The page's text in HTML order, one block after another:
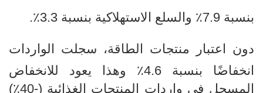
بنسبة 7.9٪ والسلع الاستهلاكية بنسبة 3.3٪.
دون اعتبار منتجات الطاقة، سجلت الواردات
انخفاضًا بنسبة 4.6٪ وهذا يعود للانخفاض
المسجل في واردات المنتجات الغذائية (-40٪)